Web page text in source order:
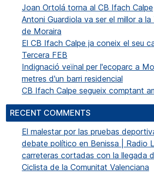
Joan Ortolá torna al CB Ifach Calpe
Antoni Guardiola va ser el millor a
de Moraira
El CB Ifach Calpe ja coneix el seu
Tercera FEB
Indignació veïnal per l'ecoparc a
metres d'un barri residencial
CB Ifach Calpe segueix comptant
RECENT COMMENTS
El malestar por las pruebas
debate político en Benissa | Radio
carreteras cortadas con la llegada
Ciclista de la Comunitat Valenciana